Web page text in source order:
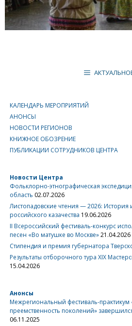
КАЛЕНДАРЬ МЕРОПРИЯТИЙ
АНОНСЫ
НОВОСТИ РЕГИОНОВ
КНИЖНОЕ ОБОЗРЕНИЕ
ПУБЛИКАЦИИ СОТРУДНИКОВ ЦЕНТРА
Новости Центра
Фольклорно-этнографическая
область 02.07.2026
Листопадовские чтения — 2026: История
российского казачества 19.06.2026
II Всероссийский фестиваль-конкурс
песен «Во матушке во Москве»21.04.2026
Стипендия и премия губернатора
Результаты отборочного тура XIX
15.04.2026
Анонсы
Межрегиональный фестиваль-практикум
преемственность поколений»
06.11.2025